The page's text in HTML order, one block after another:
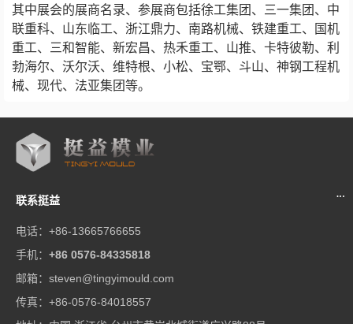
其中展会的展商名录、参展商包括徐工集团、三一集团、中
联重科、山东临工、浙江鼎力、南路机械、铁建重工、国机
重工、三和智能、新宏昌、热禾重工、山推、卡特彼勒、利
勃海尔、沃尔沃、维特根、小松、宝鄂、斗山、神钢工程机
械、现代、法亚集团等。
联系挺益
电话：+86-13665766655
手机： +86 0576-84335818
邮箱： steven@tingyimould.com
传真：+86-0576-84018557